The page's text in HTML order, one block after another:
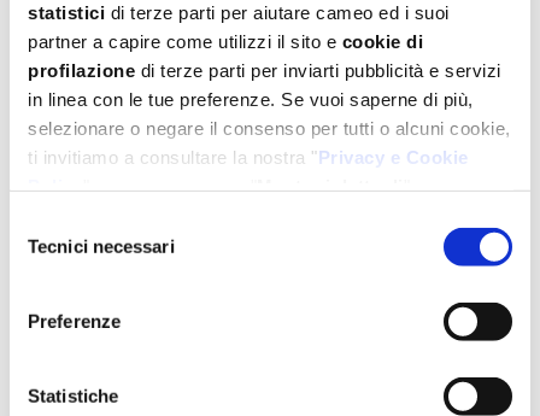
statistici di terze parti per aiutare cameo ed i suoi
partner a capire come utilizzi il sito e cookie di
profilazione di terze parti per inviarti pubblicità e servizi
in linea con le tue preferenze. Se vuoi saperne di più,
selezionare o negare il consenso per tutti o alcuni cookie,
ti invitiamo a consultare la nostra "Privacy e Cookie
tutti i cookies.
delTecnici necessari
Preferenze
Statistiche
Confezione da
400 ml
Spray staccante
PER TEGLIE E STAMPI
Permette di trattare circa un centinaio di stampi